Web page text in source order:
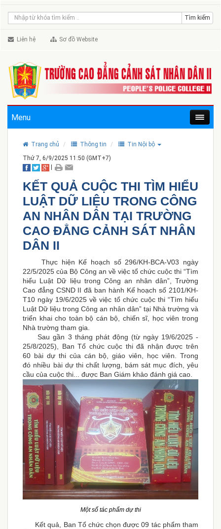
Liên hệ Sơ đồ Website
Menu
Trang chủ Thông tin
Tin Nội bộ
Thứ 7, 6/9/2025 11:50 (GMT+7)
KẾT QUẢ CUỘC THI TÌM HIỂU
LUẬT DỮ LIỆU TRONG CÔNG
AN NHÂN DÂN TẠI TRƯỜNG
CAO ĐẲNG CẢNH SÁT NHÂN
DÂN II
Thực hiện Kế hoạch số 296/KH-BCA-V03 ngày
22/5/2025 của Bộ Công an về việc tổ chức cuộc thi “Tìm
hiểu Luật Dữ liệu trong Công an nhân dân”, Trường
Cao đẳng CSND II đã ban hành Kế hoạch số 2101/KH-
T10 ngày 19/6/2025 về việc tổ chức cuộc thi “Tìm hiểu
Luật Dữ liệu trong Công an nhân dân” tại Nhà trường và
triển khai cho toàn bộ cán bộ, chiến sĩ, học viên trong
Nhà trường tham gia.
Sau gần 3 tháng phát động (từ ngày 19/6/2025 -
25/8/2025), Ban Tổ chức cuộc thi đã nhận được trên
60 bài dự thi của cán bộ, giáo viên, học viên. Trong
đó nhiều bài dự thi chất lượng, bám sát mục đích, yêu
cầu của cuộc thi... được Ban Giám khảo đánh giá cao.
Một số tác phẩm dự thi
Kết quả, Ban Tổ chức chọn được 09 tác phẩm tham